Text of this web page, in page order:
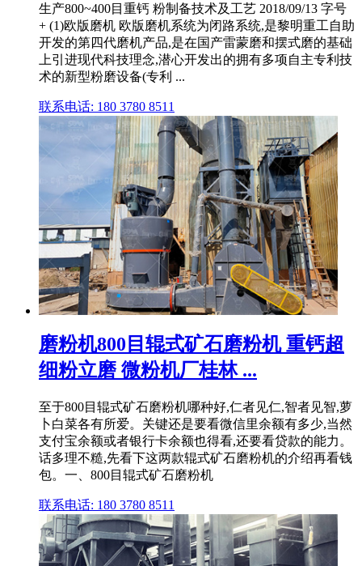
生产800~400目重钙 粉制备技术及工艺 2018/09/13 字号
+ (1)欧版磨机 欧版磨机系统为闭路系统,是黎明重工自助
开发的第四代磨机产品,是在国产雷蒙磨和摆式磨的基础
上引进现代科技理念,潜心开发出的拥有多项自主专利技
术的新型粉磨设备(专利 ...
联系电话: 180 3780 8511
磨粉机800目辊式矿石磨粉机 重钙超
细粉立磨 微粉机厂桂林 ...
至于800目辊式矿石磨粉机哪种好,仁者见仁,智者见智,萝
卜白菜各有所爱。关键还是要看微信里余额有多少,当然
支付宝余额或者银行卡余额也得看,还要看贷款的能力。
话多理不糙,先看下这两款辊式矿石磨粉机的介绍再看钱
包。一、800目辊式矿石磨粉机
联系电话: 180 3780 8511